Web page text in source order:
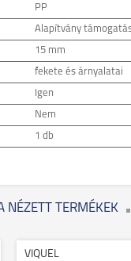
PP
Alapítvány
15 mm
fekete és árnyalatai
Igen
Nem
1 db
NÉZETT TERMÉKEK
VIQUEL